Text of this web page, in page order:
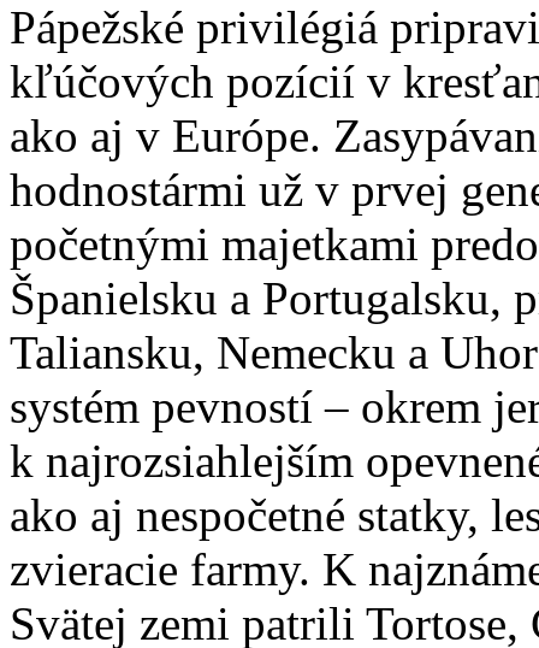
Pápežské privilégiá
kľúčových pozícií v
ako aj v Európe.
hodnostármi už v prvej
početnými majetkami
Španielsku a Portugalsku,
Taliansku, Nemecku a
systém pevností – okrem
k najrozsiahlejším
ako aj nespočetné statky,
zvieracie farmy. K
Svätej zemi patrili Tortose,